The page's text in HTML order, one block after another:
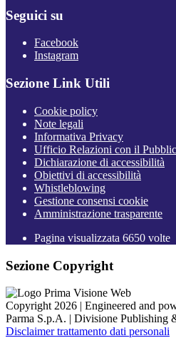
Seguici su
Facebook
Instagram
Sezione Link Utili
Cookie policy
Note legali
Informativa Privacy
Ufficio Relazioni con il
Dichiarazione di accessibilità
Obiettivi di accessibilità
Whistleblowing
Gestione consensi cookie
Amministrazione trasparente
Pagina visualizzata 6650 volte
Sezione Copyright
Copyright 2026 | Engineered and
Parma S.p.A. | Divisione Publishing
Disclaimer trattamento dati personali